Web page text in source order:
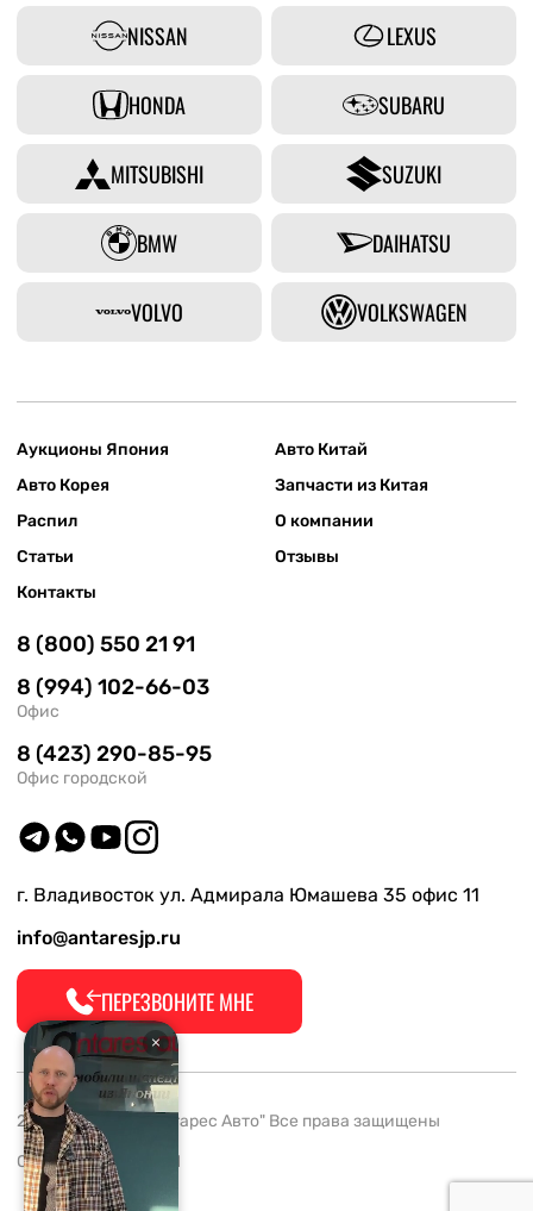
NISSAN LEXUS
HONDA SUBARU
MITSUBISHI SUZUKI
BMW DAIHATSU
VOLVO VOLKSWAGEN
Аукционы Япония
Авто Китай
Авто Корея
Запчасти из Китая
Распил
О компании
Статьи
Отзывы
Контакты
8 (800) 550 21 91
8 (994) 102-66-03
Офис
8 (423) 290-85-95
Офис городской
г. Владивосток ул. Адмирала Юмашева 35 офис 11
info@antaresjp.ru
ПЕРЕЗВОНИТЕ МНЕ
2008-2026 ООО "Антарес Авто" Все права защищены
ОГРН 1132537005061